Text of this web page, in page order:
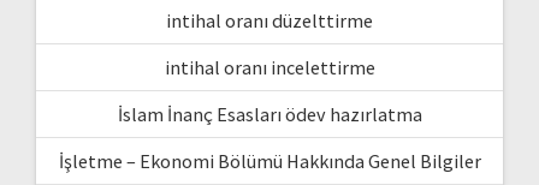
intihal oranı düzelttirme
intihal oranı incelettirme
İslam İnanç Esasları ödev hazırlatma
İşletme – Ekonomi Bölümü Hakkında Genel Bilgiler